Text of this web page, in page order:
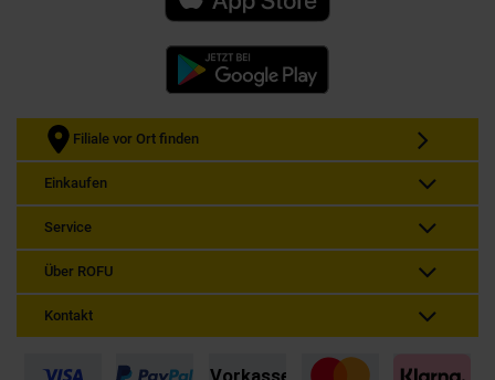
Filiale vor Ort finden
Einkaufen
Service
Über ROFU
Kontakt